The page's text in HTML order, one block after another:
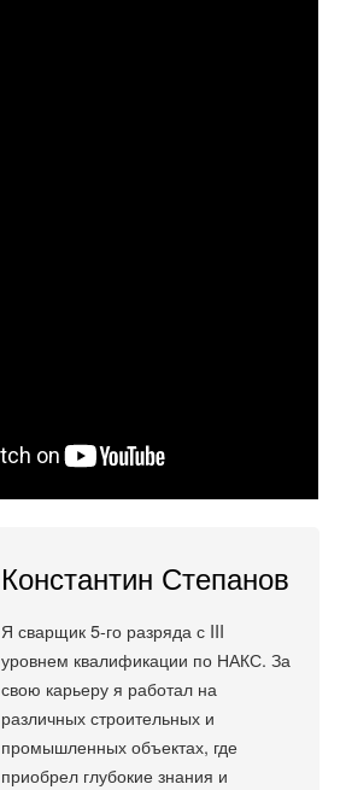
Константин Степанов
Я сварщик 5-го разряда с III
уровнем квалификации по НАКС. За
свою карьеру я работал на
различных строительных и
промышленных объектах, где
приобрел глубокие знания и